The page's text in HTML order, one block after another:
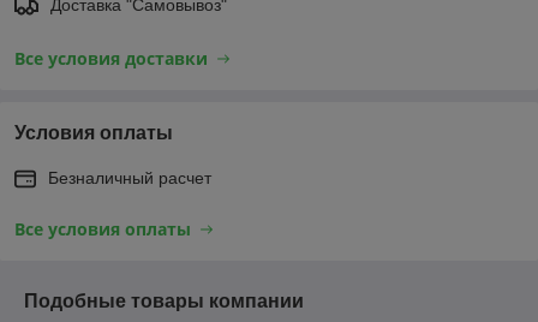
Доставка "Самовывоз"
Все условия доставки
Условия оплаты
Безналичный расчет
Все условия оплаты
Подобные товары компании